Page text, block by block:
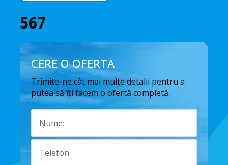
567
CERE O OFERTA
Trimite-ne cât mai multe detalii pentru a
putea să îți facem o ofertă completă.